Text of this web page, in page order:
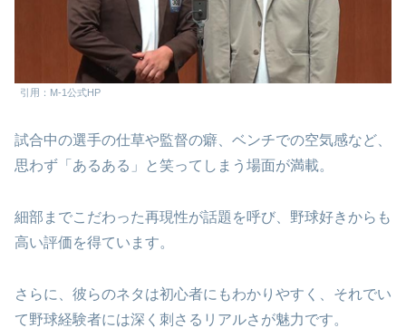
引用：M-1公式HP
試合中の選手の仕草や監督の癖、ベンチでの空気感など、
思わず「あるある」と笑ってしまう場面が満載。
細部までこだわった再現性が話題を呼び、野球好きからも
高い評価を得ています。
さらに、彼らのネタは初心者にもわかりやすく、それでい
て野球経験者には深く刺さるリアルさが魅力です。